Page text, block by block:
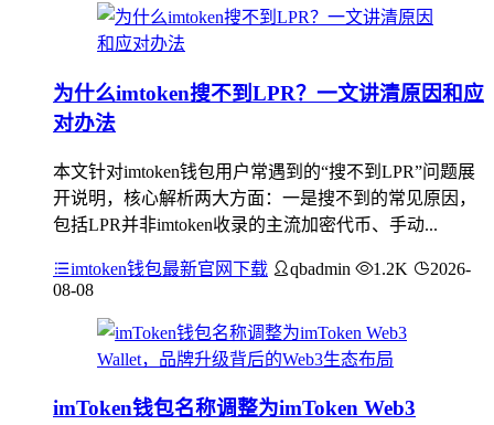
为什么imtoken搜不到LPR？一文讲清原因和应
对办法
本文针对imtoken钱包用户常遇到的“搜不到LPR”问题展
开说明，核心解析两大方面：一是搜不到的常见原因，
包括LPR并非imtoken收录的主流加密代币、手动...
imtoken钱包最新官网下载 qbadmin 1.2K
2026-
08-08
imToken钱包名称调整为imToken Web3